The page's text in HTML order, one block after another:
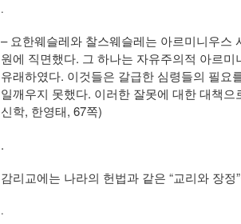
.
– 요한웨슬레와 찰스웨슬레는 아르미니우스
원에 직면했다. 그 하나는 자유주의적 아르
유래하였다. 이것들은 갈급한 심령들의 필요
일깨우지 못했다. 이러한 잘못에 대한 대책
신학, 한영태, 67쪽)
.
감리교에는 나라의 헌법과 같은 “교리와 장
.